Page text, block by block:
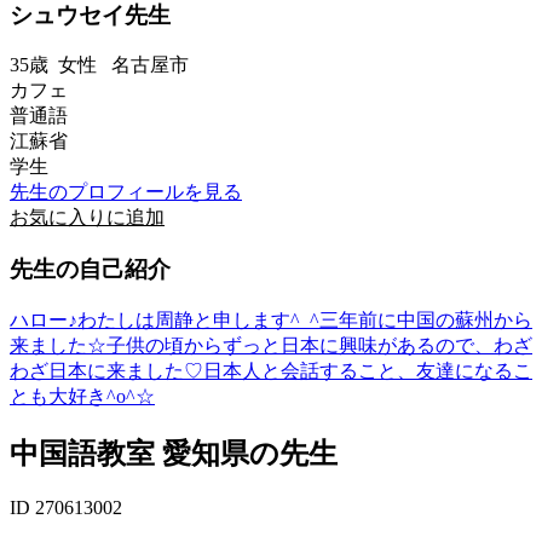
シュウセイ先生
35歳 女性 名古屋市
カフェ
普通語
江蘇省
学生
先生のプロフィールを見る
お気に入りに追加
先生の自己紹介
ハロー♪わたしは周静と申します^_^三年前に中国の蘇州から
来ました☆子供の頃からずっと日本に興味があるので、わざ
わざ日本に来ました♡日本人と会話すること、友達になるこ
とも大好き^o^☆
中国語教室 愛知県の先生
ID 270613002